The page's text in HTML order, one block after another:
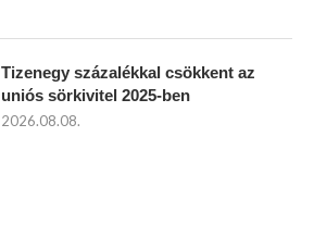
Tizenegy százalékkal csökkent az
uniós sörkivitel 2025-ben
2026.08.08.